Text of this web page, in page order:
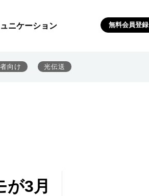
ニケーション 無料会員登録
向け 光伝送
3月